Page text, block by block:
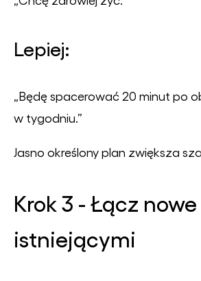
Lepiej:
„Będę spacerować 20 minut po
w tygodniu.”
Jasno określony plan zwiększa
Krok 3 - Łącz
istniejącymi